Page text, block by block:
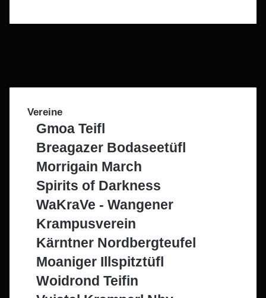
Vereine
Gmoa Teifl
Breagazer Bodaseetüfl
Morrigain March
Spirits of Darkness
WaKraVe - Wangener
Krampusverein
Kärntner Nordbergteufel
Moaniger Illspitztüfl
Woidrond Teifin